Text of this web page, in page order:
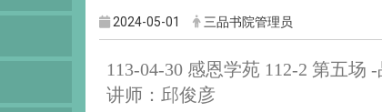
2024-05-01 三品书院管理员
113-04-30 感恩学苑 112-2 第五
讲师：邱俊彦